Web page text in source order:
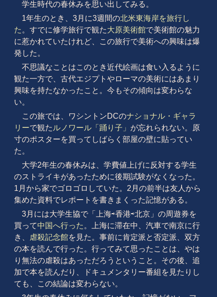
学生時代の春休みを思い出してみる。
1年生のとき、3月に3週間の北米東海岸を旅行し
た。すでに修学旅行で観た大原美術館で美術館の魅力
に惹かれていたけれど、この旅行で美術への興味は爆
発した。
不思議なことはこのとき近代絵画は食い入るように
観た一方で、古代エジプトやローマの美術にはあまり
興味を持たなかったこと。今もその傾向は変わらな
い。
この旅では、ワシントンDCのナショナル・ギャラ
リーで観たルノワール「踊り子」 が忘れられない。原
寸のポスターを買ってしばらく部屋の壁に貼ってい
た。
大学2年生の春休みは、学費値上げに反対する学生
のストライキがあったために後期試験がなくなった。
1月から家でゴロゴロしていた。2月の前半は友人から
集めた資料でレポートを書きまくった記憶がある。
3月には大学生協で「上海⇨香港⇨北京」の周遊券を
買って中国へ行った。上海に滞在中、汽車で南京に行
き、
虐殺記念館を見た。事前に肯定派と否定派、双方
の本を読んで行った。行ってみて思ったことは、やは
り無法の虐殺はあっただろうということ。その後、追
加で本を読んだり、ドキュメンタリー番組を見たりし
ても、この結論は変わらない。